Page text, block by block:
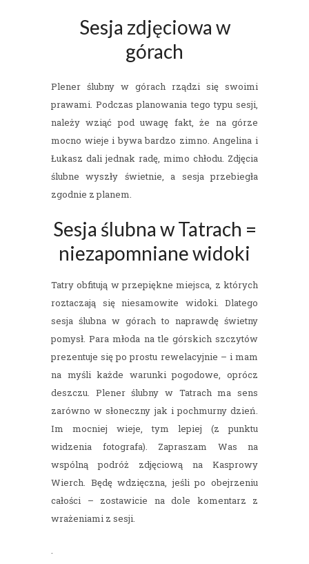
Sesja zdjęciowa w
górach
Plener ślubny w górach rządzi się swoimi
prawami. Podczas planowania tego typu sesji,
należy wziąć pod uwagę fakt, że na górze
mocno wieje i bywa bardzo zimno. Angelina i
Łukasz dali jednak radę, mimo chłodu. Zdjęcia
ślubne wyszły świetnie, a sesja przebiegła
zgodnie z planem.
Sesja ślubna w Tatrach =
niezapomniane widoki
Tatry obfitują w przepiękne miejsca, z których
roztaczają się niesamowite widoki. Dlatego
sesja ślubna w górach to naprawdę świetny
pomysł. Para młoda na tle górskich szczytów
prezentuje się po prostu rewelacyjnie – i mam
na myśli każde warunki pogodowe, oprócz
deszczu. Plener ślubny w Tatrach ma sens
zarówno w słoneczny jak i pochmurny dzień.
Im mocniej wieje, tym lepiej (z punktu
widzenia fotografa). Zapraszam Was na
wspólną podróż zdjęciową na Kasprowy
Wierch. Będę wdzięczna, jeśli po obejrzeniu
całości – zostawicie na dole komentarz z
wrażeniami z sesji.
.